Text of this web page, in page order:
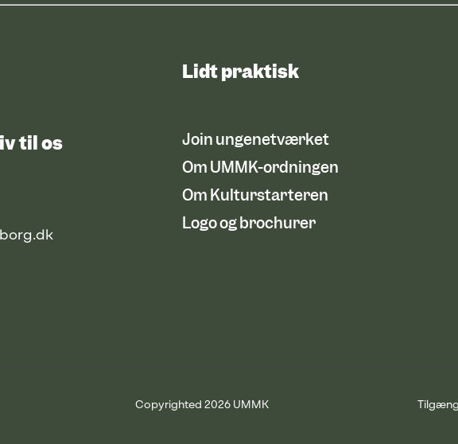
til os
Lidt praktisk
Join ungenetværket
Om UMMK-ordningen
Om Kulturstarteren
Logo og brochurer
Copyrighted 2026 UMMK